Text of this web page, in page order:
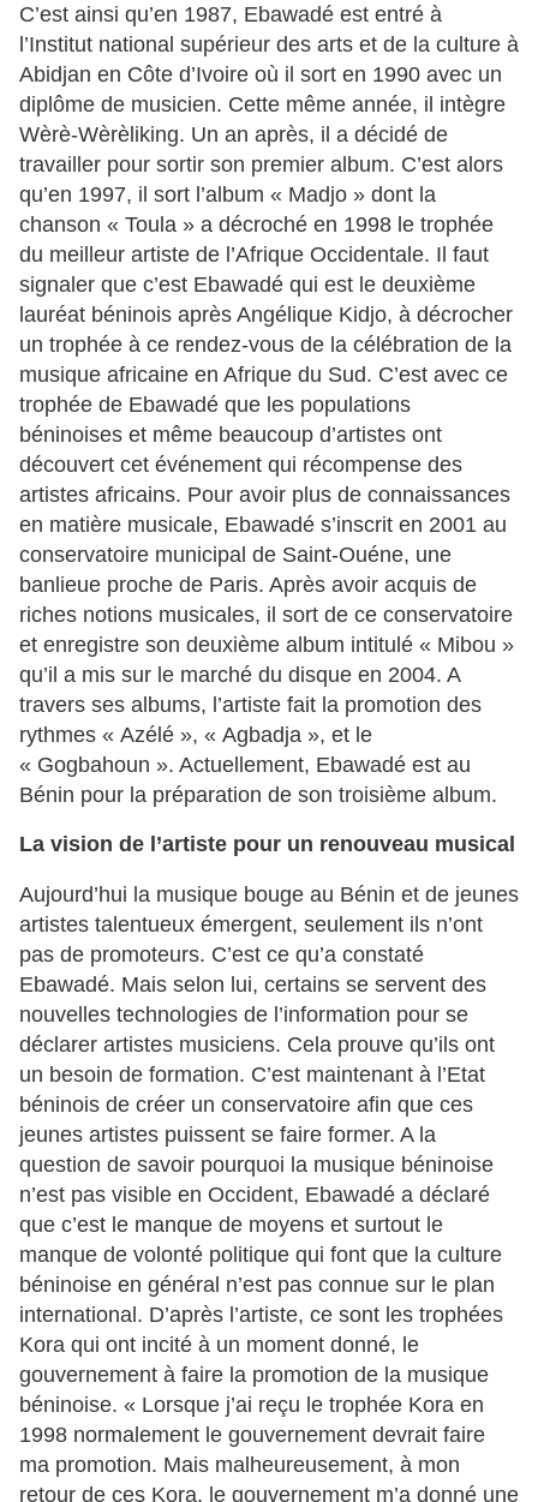
C’est ainsi qu’en 1987, Ebawadé est entré à
l’Institut national supérieur des arts et de la culture à
Abidjan en Côte d’Ivoire où il sort en 1990 avec un
diplôme de musicien. Cette même année, il intègre
Wèrè-Wèrèliking. Un an après, il a décidé de
travailler pour sortir son premier album. C’est alors
qu’en 1997, il sort l’album « Madjo » dont la
chanson « Toula » a décroché en 1998 le trophée
du meilleur artiste de l’Afrique Occidentale. Il faut
signaler que c’est Ebawadé qui est le deuxième
lauréat béninois après Angélique Kidjo, à décrocher
un trophée à ce rendez-vous de la célébration de la
musique africaine en Afrique du Sud. C’est avec ce
trophée de Ebawadé que les populations
béninoises et même beaucoup d’artistes ont
découvert cet événement qui récompense des
artistes africains. Pour avoir plus de connaissances
en matière musicale, Ebawadé s’inscrit en 2001 au
conservatoire municipal de Saint-Ouéne, une
banlieue proche de Paris. Après avoir acquis de
riches notions musicales, il sort de ce conservatoire
et enregistre son deuxième album intitulé « Mibou »
qu’il a mis sur le marché du disque en 2004. A
travers ses albums, l’artiste fait la promotion des
rythmes « Azélé », « Agbadja », et le
« Gogbahoun ». Actuellement, Ebawadé est au
Bénin pour la préparation de son troisième album.
La vision de l’artiste pour un renouveau musical
Aujourd’hui la musique bouge au Bénin et de jeunes
artistes talentueux émergent, seulement ils n’ont
pas de promoteurs. C’est ce qu’a constaté
Ebawadé. Mais selon lui, certains se servent des
nouvelles technologies de l’information pour se
déclarer artistes musiciens. Cela prouve qu’ils ont
un besoin de formation. C’est maintenant à l’Etat
béninois de créer un conservatoire afin que ces
jeunes artistes puissent se faire former. A la
question de savoir pourquoi la musique béninoise
n’est pas visible en Occident, Ebawadé a déclaré
que c’est le manque de moyens et surtout le
manque de volonté politique qui font que la culture
béninoise en général n’est pas connue sur le plan
international. D’après l’artiste, ce sont les trophées
Kora qui ont incité à un moment donné, le
gouvernement à faire la promotion de la musique
béninoise. « Lorsque j’ai reçu le trophée Kora en
1998 normalement le gouvernement devrait faire
ma promotion. Mais malheureusement, à mon
retour de ces Kora, le gouvernement m’a donné une